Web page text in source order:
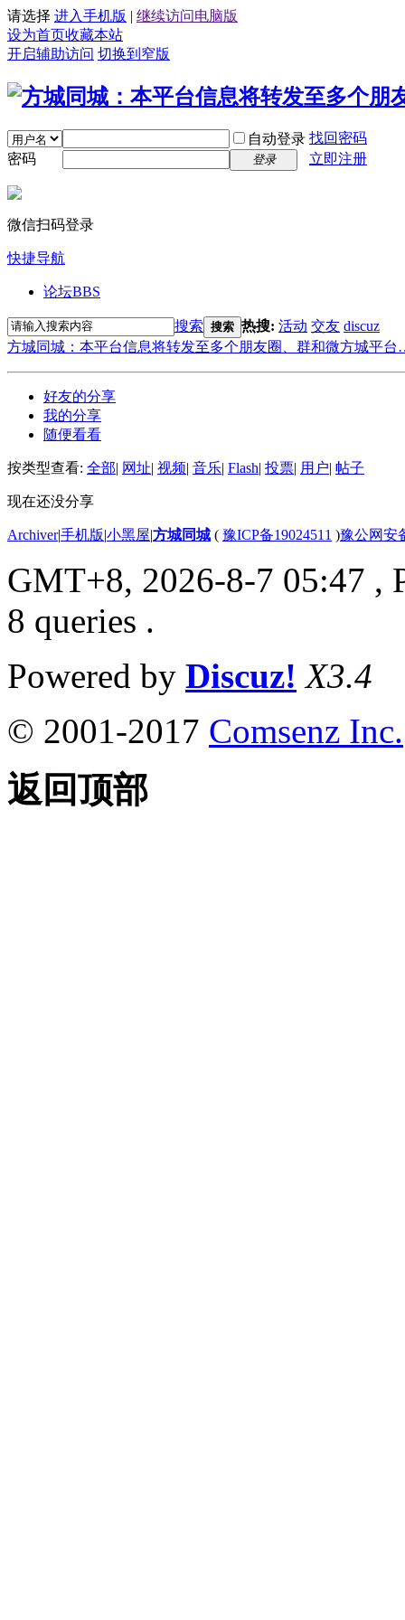
请选择 进入手机版 | 继续访问电脑版
设为首页收藏本站
开启辅助访问 切换到窄版
自动登录 找回密码
密码
登录 立即注册
微信扫码登录
快捷导航
论坛BBS
搜索 搜索 热搜: 活动 交友 discuz
方城同城：本平台信息将转发至多个朋友圈、群和微方城平
好友的分享
我的分享
随便看看
按类型查看: 全部| 网址| 视频| 音乐| Flash| 投票| 用户| 帖子
现在还没分享
Archiver|手机版|小黑屋|方城同城 ( 豫ICP备19024511 )豫公网安
GMT+8, 2026-8-7 05:47 ,
8 queries .
Powered by Discuz! X3.4
© 2001-2017 Comsenz Inc.
返回顶部